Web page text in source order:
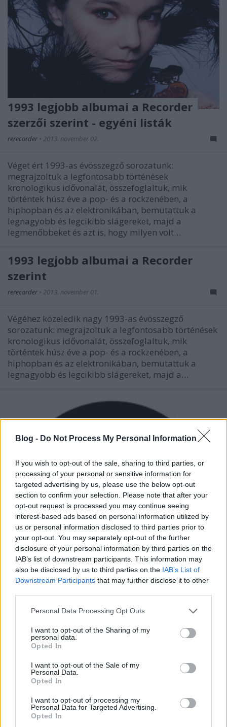
Blog - Do Not Process My Personal Information
If you wish to opt-out of the sale, sharing to third parties, or
processing of your personal or sensitive information for
targeted advertising by us, please use the below opt-out
section to confirm your selection. Please note that after your
opt-out request is processed you may continue seeing
interest-based ads based on personal information utilized by
us or personal information disclosed to third parties prior to
your opt-out. You may separately opt-out of the further
disclosure of your personal information by third parties on the
IAB’s list of downstream participants. This information may
also be disclosed by us to third parties on the IAB’s List of
Downstream Participants that may further disclose it to other
Please note that this website/app uses one or more Google
not limited to your visit or usage behaviour. You may click to
grant or deny consent to Google and its third-party tags to
use your data for below specified purposes in below Google
consent section.
Personal Data Processing Opt Outs
I want to opt-out of the Sharing of my
personal data.
Opted In
I want to opt-out of the Sale of my
Personal Data.
Opted In
I want to opt-out of processing my
Personal Data for Targeted Advertising.
Opted In
1993 legjobb albumai a Recorder
szerzői szerint - egyéni listák
rerecorder • 2013. november 02.
Véget ért 1993-as évösszegző sorozatunk:
megrajzoltuk a legfontosabb történések
kronologikus idővonalát, összefoglaltuk, mik
történtek húsz éve a pop- és a rockzenében, a
hiphopban és az elektronikában, bemutattuk a
legnagyobb és legcikibb slágereket, majd a
legmenőbbeket és azt is, hogy milyen volt…
1993 legjobb albumai a Recorder
szerint
rerecorder • 2013. november 01.
Végéhez közeledik nagy 1993-as évösszegző
sorozatunk: megrajzoltuk a legfontosabb történések
kronologikus idővonalát, összefoglaltuk, mik
történtek húsz éve a pop- és a rockzenében, a
hiphopban és az elektronikában, bemutattuk a
legnagyobb és legcikibb slágereket, majd a…
Levesek készültek porból – Magyar
popzene 1993-ban
rerecorder•2013. október 30.
Ahogy két éve 1991-be, tavaly pedig 1992-be
utaztunk vissza és tekintettünk át az adott évek
popzenei történéseit, legjobb albumait, úgy most is
húsz évet ugrunk az időben: ilyen volt 1993! A
Recorder magazin tizenhatodik számának
fókusztémáját több cikken át tárgyaljuk,…